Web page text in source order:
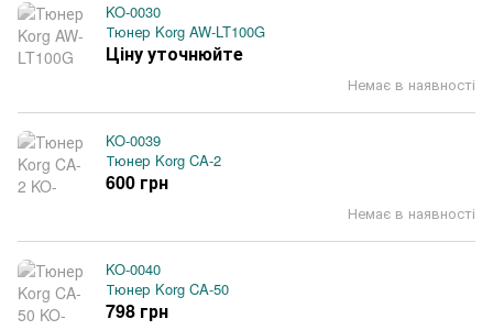
KO-0030
Тюнер Korg AW-LT100G
Немає в наявності
Ціну уточнюйте
KO-0039
Тюнер Korg CA-2
Немає в наявності
600 грн
KO-0040
Тюнер Korg CA-50
798 грн